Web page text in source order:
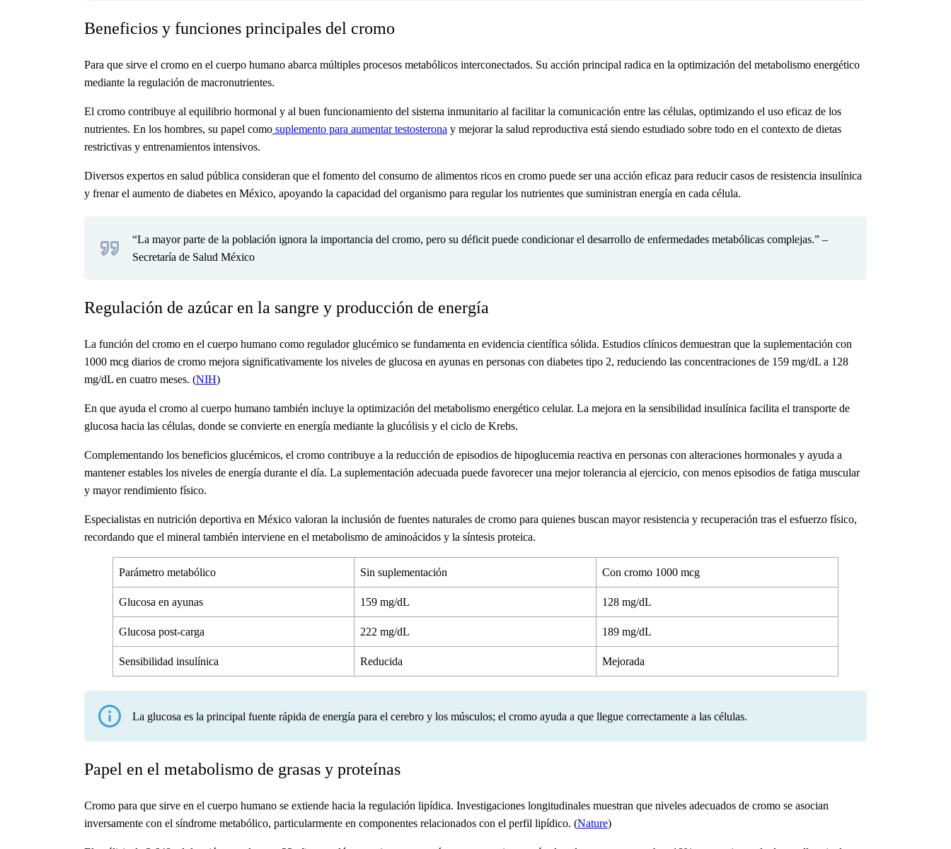
Beneficios y funciones principales del cromo
Para que sirve el cromo en el cuerpo humanoabarca múltiples procesos metabólicos interconectados. Su acción principal radica en la optimización del metabolismo energético
mediante la regulación de macronutrientes.
El cromo contribuye al equilibrio hormonal y al buen funcionamiento del sistema inmunitario al facilitar la comunicación entre las células, optimizando el uso eficaz de los
nutrientes. En los hombres, su papel comosuplemento para aumentar testosterona y mejorar la salud reproductiva está siendo estudiado sobre todo en el contexto de dietas
restrictivas y entrenamientos intensivos.
Diversos expertos en salud pública consideran que el fomento del consumo de alimentos ricos en cromo puede ser una acción eficaz para reducir casos de resistencia insulínica
y frenar el aumento de diabetes en México, apoyando la capacidad del organismo para regular los nutrientes que suministran energía en cada célula.
“La mayor parte de la población ignora la importancia del cromo, pero su déficit puede condicionar el desarrollo de enfermedades metabólicas complejas.” –
Secretaría de Salud México
Regulación de azúcar en la sangre y producción de energía
La función del cromo en el cuerpo humanocomo regulador glucémico se fundamenta en evidencia científica sólida. Estudios clínicos demuestran que la suplementación con
1000 mcg diarios de cromo mejora significativamente los niveles de glucosa en ayunas en personas con diabetes tipo 2, reduciendo las concentraciones de 159 mg/dL a 128
mg/dL en cuatro meses. (NIH)
En que ayuda el cromo al cuerpo humanotambién incluye la optimización del metabolismo energético celular. La mejora en la sensibilidad insulínica facilita el transporte de
glucosa hacia las células, donde se convierte en energía mediante la glucólisis y el ciclo de Krebs.
Complementando los beneficios glucémicos, el cromo contribuye a la reducción de episodios de hipoglucemia reactiva en personas con alteraciones hormonales y ayuda a
mantener estables los niveles de energía durante el día. La suplementación adecuada puede favorecer una mejor tolerancia al ejercicio, con menos episodios de fatiga muscular
y mayor rendimiento físico.
Especialistas en nutrición deportiva en México valoran la inclusión de fuentes naturales de cromo para quienes buscan mayor resistencia y recuperación tras el esfuerzo físico,
recordando que el mineral también interviene en el metabolismo de aminoácidos y la síntesis proteica.
Parámetro metabólico Sin suplementación Con cromo 1000 mcg
Glucosa en ayunas 159 mg/dL 128 mg/dL
Glucosa post-carga 222 mg/dL 189 mg/dL
Sensibilidad insulínica Reducida Mejorada
La glucosa es la principal fuente rápida de energía para el cerebro y los músculos; el cromo ayuda a que llegue correctamente a las células.
Papel en el metabolismo de grasas y proteínas
Cromo para que sirve en el cuerpo humanose extiende hacia la regulación lipídica. Investigaciones longitudinales muestran que niveles adecuados de cromo se asocian
inversamente con el síndrome metabólico, particularmente en componentes relacionados con el perfil lipídico. (Nature)